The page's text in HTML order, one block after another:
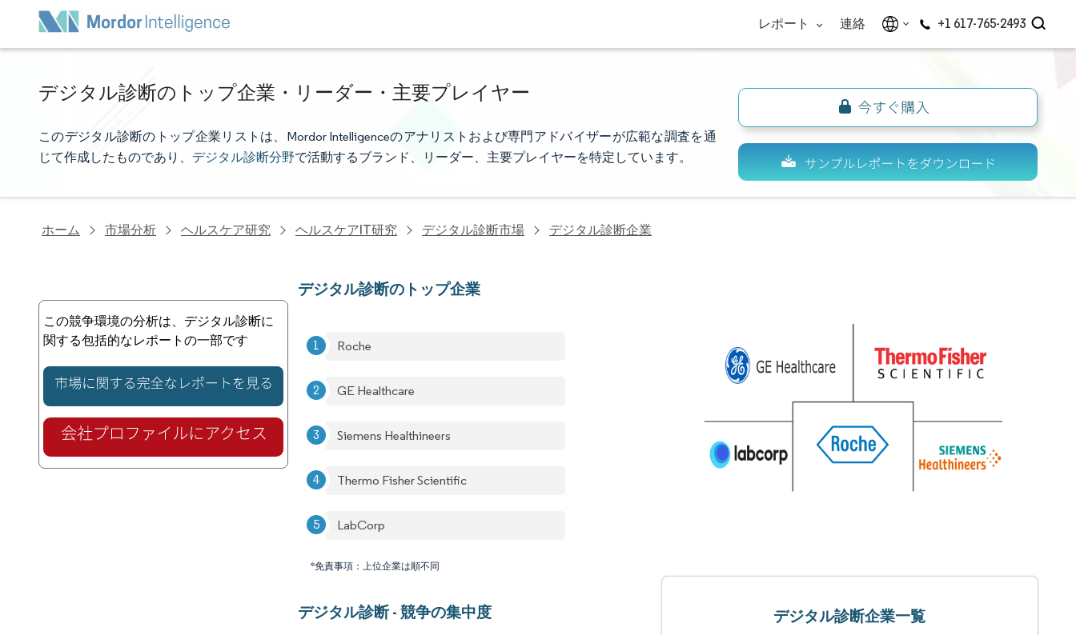
レポート 連絡 +1 617-765-2493
デジタル診断のトップ企業・リーダー・主要プレイヤー
このデジタル診断のトップ企業リストは、Mordor Intelligenceのアナリストおよび専門アドバイザーが広範な調査を通
じて作成したものであり、 デジタル診断分野で活動するブランド、リーダー、主要プレイヤーを特定しています。
ホーム 市場分析 ヘルスケア研究 ヘルスケアIT研究 デジタル診断市場 デジタル診断企業
この競争環境の分析は、デジタル診断に
関する包括的なレポートの一部です
デジタル診断のトップ企業
Roche
GE Healthcare
Siemens Healthineers
Thermo Fisher Scientific
LabCorp
*免責事項：上位企業は順不同
デジタル診断 - 競争の集中度 デジタル診断企業一覧